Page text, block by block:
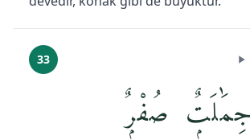
33
صُفْرٌۭ